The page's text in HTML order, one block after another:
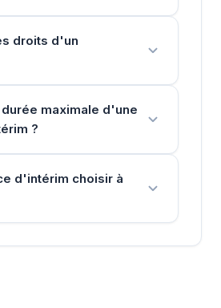
droits d'un
maximale d'une
?
d'intérim choisir à